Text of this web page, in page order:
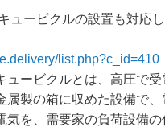
ュービクルの設置も対応
list.php?c_id=410
ュービクルとは、高圧で受
属製の箱に収めた設備で
気を、需要家の負荷設備の